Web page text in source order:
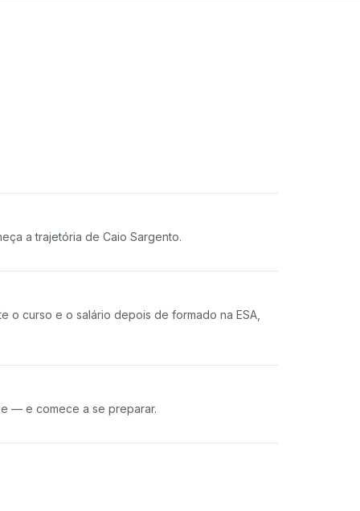
a trajetória de Caio Sargento.
o curso e o salário depois de formado na ESA,
— e comece a se preparar.